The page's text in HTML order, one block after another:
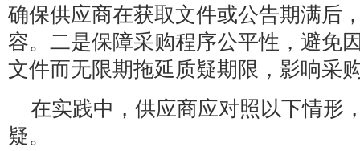
确保供应商在获取文件或公告期满后
容。二是保障采购程序公平性，避免
文件而无限期拖延质疑期限，影响采
在实践中，供应商应对照以下情形
疑。